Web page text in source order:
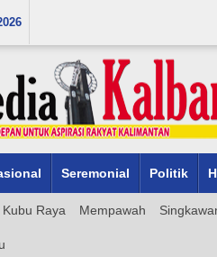
Seremonial Politik
Kubu Raya Mempawah